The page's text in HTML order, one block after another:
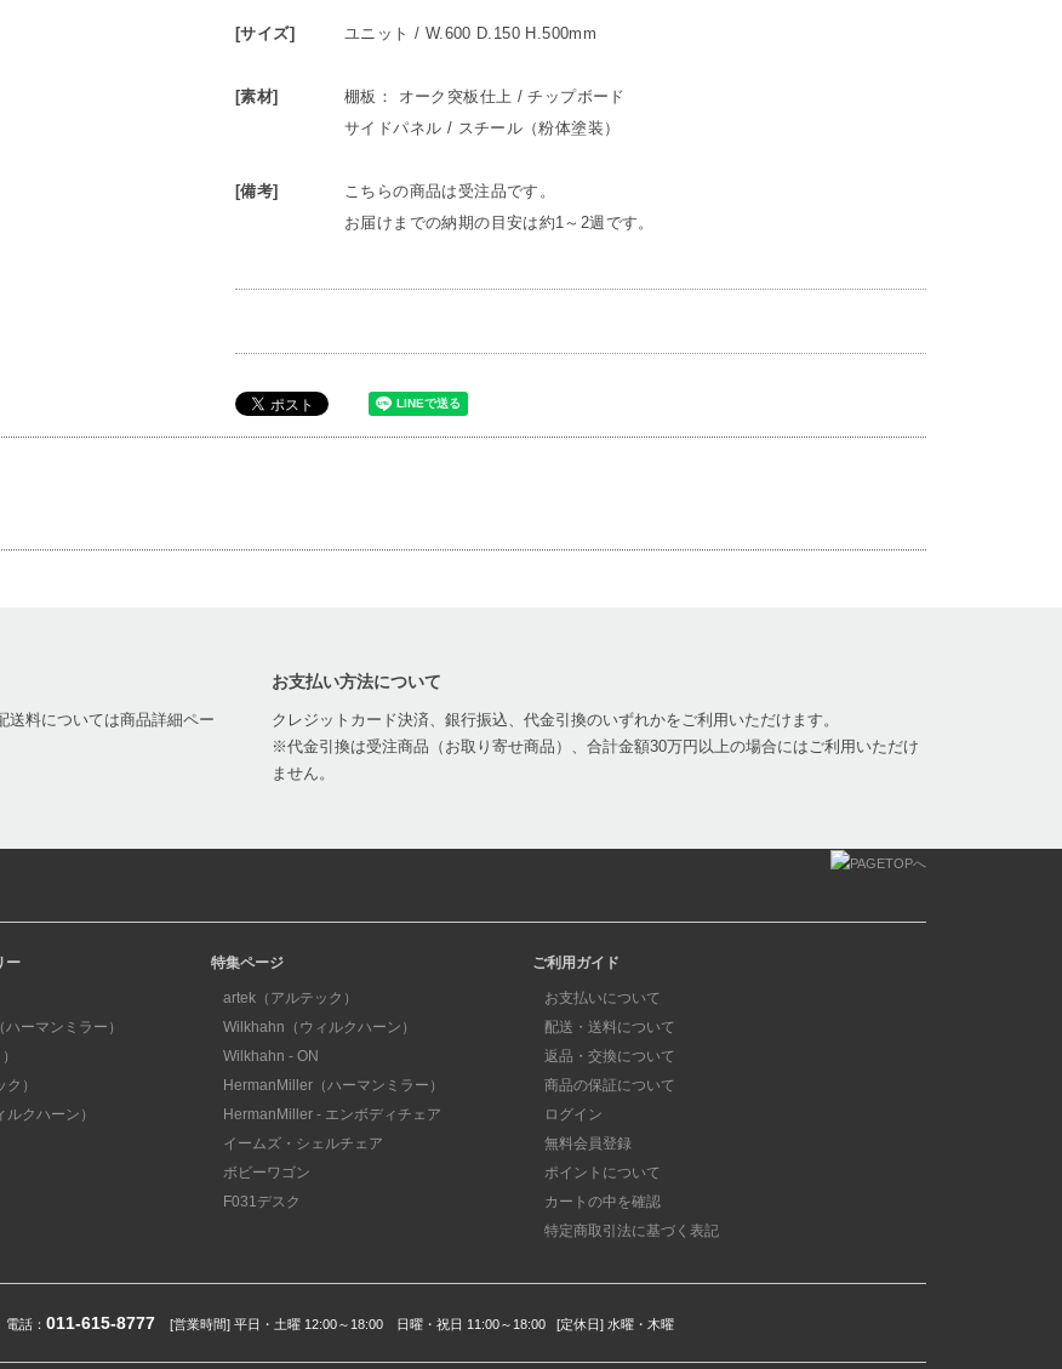
[サイズ] ユニット / W.600 D.150 H.500mm
[素材]
棚板： オーク突板仕上 / チップボード
サイドパネル / スチール（粉体塗装）
[備考]
こちらの商品は受注品です。
お届けまでの納期の目安は約1～2週です。
送料については商品詳細ペー
お支払い方法について
クレジットカード決済、銀行振込、代金引換のいずれかをご利用いただけます。
※代金引換は受注商品（お取り寄せ商品）、合計金額30万円以上の場合にはご利用いただけ
ません。
ー
ーマンミラー）
）
クハーン）
特集ページ
artek（アルテック）
Wilkhahn（ウィルクハーン）
Wilkhahn - ON
HermanMiller（ハーマンミラー）
HermanMiller - エンボディチェア
イームズ・シェルチェア
ボビーワゴン
F031デスク
ご利用ガイド
お支払いについて
配送・送料について
返品・交換について
商品の保証について
ログイン
無料会員登録
ポイントについて
カートの中を確認
特定商取引法に基づく表記
電話： 011-615-8777 [営業時間] 平日・土曜 12:00～18:00 日曜・祝日 11:00～18:00 [定休日] 水曜・木曜